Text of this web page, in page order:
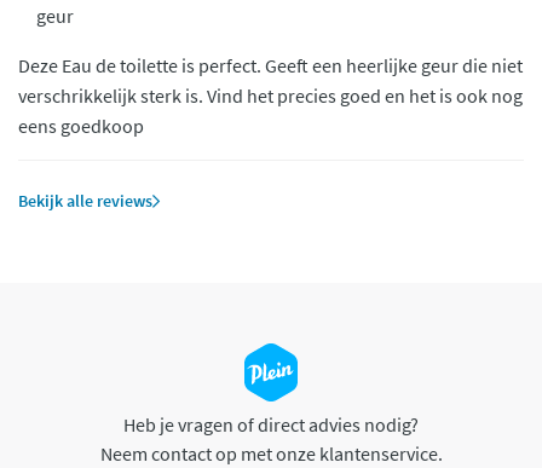
geur
Deze Eau de toilette is perfect. Geeft een heerlijke geur die niet
verschrikkelijk sterk is. Vind het precies goed en het is ook nog
eens goedkoop
Bekijk alle reviews
Heb je vragen of direct advies nodig?
Neem contact op met onze klantenservice.